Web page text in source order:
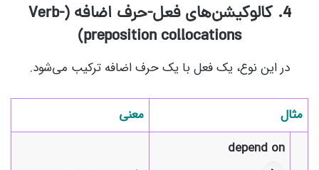
4. کالوکیشن‌های فعل-حرف اضافه (Verb-
preposition collocations)
در این نوع، یک فعل با یک حرف اضافه ترکیب می‌شود.
مثال معنی
depend on